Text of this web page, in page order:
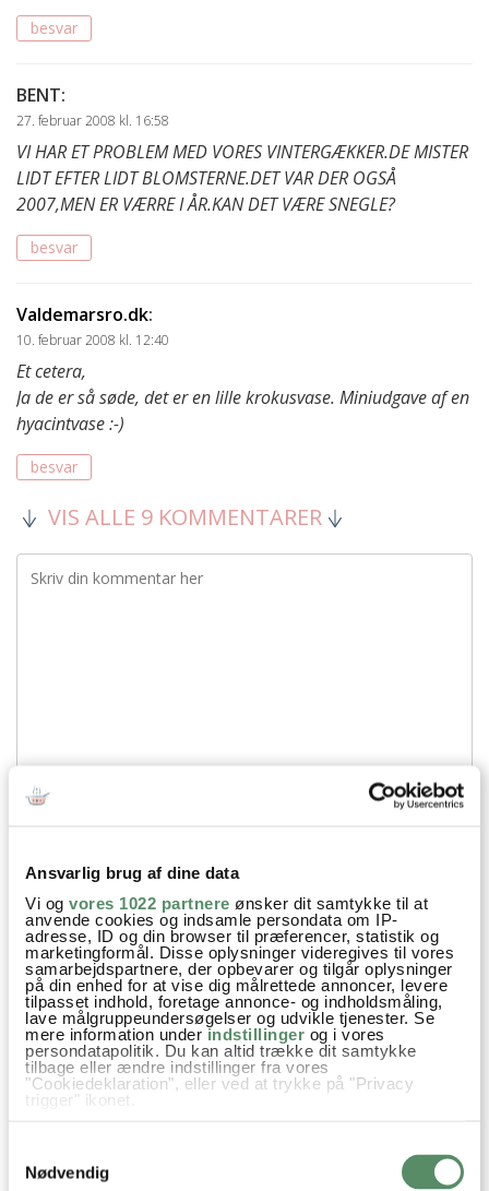
Ansvarlig brug af dine data
Vi og vores 1022 partnere ønsker dit samtykke til at
anvende cookies og indsamle persondata om IP-
adresse, ID og din browser til præferencer, statistik og
marketingformål. Disse oplysninger videregives til vores
samarbejdspartnere, der opbevarer og tilgår oplysninger
på din enhed for at vise dig målrettede annoncer, levere
tilpasset indhold, foretage annonce- og indholdsmåling,
lave målgruppeundersøgelser og udvikle tjenester. Se
mere information underindstillinger og i vores
persondatapolitik. Du kan altid trække dit samtykke
tilbage eller ændre indstillinger fra vores
"Cookiedeklaration", eller ved at trykke på "Privacy
trigger" ikonet.
Indsamle præcise oplysninger om din placering,
der kan være nøjagtig inden for få meter
Identificere din enhed baseret på en scanning af
Nødvendig
besvar
BENT:
27. februar 2008 kl. 16:58
VI HAR ET PROBLEM MED VORES VINTERGÆKKER.DE MISTER
LIDT EFTER LIDT BLOMSTERNE.DET VAR DER OGSÅ
2007,MEN ER VÆRRE I ÅR.KAN DET VÆRE SNEGLE?
besvar
Valdemarsro.dk:
10. februar 2008 kl. 12:40
Et cetera,
Ja de er så søde, det er en lille krokusvase. Miniudgave af en
hyacintvase :-)
besvar
VIS ALLE 9 KOMMENTARER
Din emailadresse vil ikke blive offentliggjort.
SEND